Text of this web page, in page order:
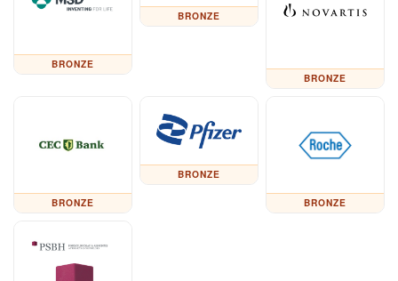
BRONZE
BRONZE
BRONZE
BRONZE
BRONZE
BRONZE